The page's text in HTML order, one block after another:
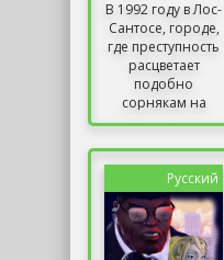
В 1992 году в Лос-
Сантосе, городе,
где преступность
расцветает
подобно
сорнякам на
заброшенных
Andreas. Эта
игра...
Русский